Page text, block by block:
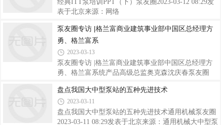
选择合适的管道直径。在确定管道规格尺寸时，成本
因素至关重要。尽管口径较小的管道成本较低，但因
较大。因此，具有较小管道的系统可能需要更多的功
率，甚至需要更大的泵，并且这些能源成本将在系统
的整个寿命期内不断累积。另一方面，口径较
经典ITT泵培训PPT（下）泵友圈2023-03-12 08:29发
表于北京来源：网络
泵友圈专访 |格兰富商业建筑事业部中国区总经理方
勇、格兰富系
2023-03-13
泵友圈专访 |格兰富商业建筑事业部中国区总经理方
勇、格兰富系统产品高级总监奥克森沈庆春泵友圈
2023年3月1日，泵友圈受邀参加了行业瞩目的格兰富
静源NK/NKE卧式端吸泵新品发布会。作为一款格兰
富在中国市场畅销的类型产品，这款静源新品兼具节
能、高效及智能化等多个特点，因此静源一经推出，
盘点我国大中型泵站的五种先进技术
2023-03-11
盘点我国大中型泵站的五种先进技术通用机械泵友圈
2023-03-11 08:29发表于北京来源：通用机械大中型泵